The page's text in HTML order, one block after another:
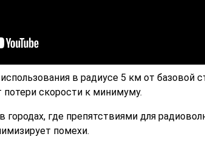
в радиусе 5 км от базовой
скорости к минимуму.
городах, где препятствиями для
помехи.